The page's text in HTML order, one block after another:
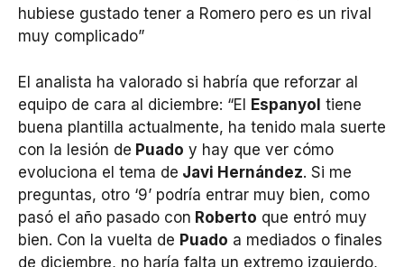
hubiese gustado tener a Romero pero es un rival
muy complicado”
El analista ha valorado si habría que reforzar al
equipo de cara al diciembre: “El Espanyol tiene
buena plantilla actualmente, ha tenido mala suerte
con la lesión de Puado y hay que ver cómo
evoluciona el tema de Javi Hernández. Si me
preguntas, otro ‘9’ podría entrar muy bien, como
pasó el año pasado con Roberto que entró muy
bien. Con la vuelta de Puado a mediados o finales
de diciembre, no haría falta un extremo izquierdo,